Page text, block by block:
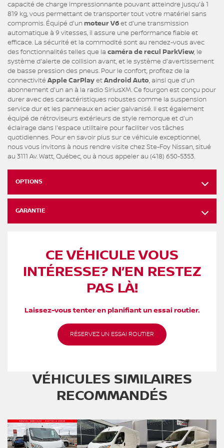
capacité de charge impressionnante pouvant atteindre jusqu'à 1
819 kg, vous permettant de transporter tout votre matériel sans
compromis. Équipé d'unmoteur V6et d'une transmission
automatique à 9 vitesses, il assure une performance fiable et
efficace. La sécurité et la commodité sont au rendez-vous avec
des fonctionnalités telles que la caméra de recul ParkView, le
système d'alerte de collision avant, et le système d'avertissement
de basse pression des pneus. Pour le confort, profitez de la
connectivité Apple CarPlayetAndroid Auto, ainsi que d'un
abonnement d'un an à la radio SiriusXM. Ce fourgon est conçu pour
durer avec des caractéristiques robustes comme la suspension
service dur et les panneaux en acier galvanisé. Il est également
équipé de rétroviseurs extérieurs de style remorque et d'un
éclairage dans l'espace utilitaire pour faciliter vos tâches
quotidiennes. Pour en savoir plus sur ce véhicule exceptionnel,
nous vous invitons à nous rendre visite chez Ste-Foy Nissan, situé
au 3111 Av. Watt, Québec, ou à nous appeler au (418) 650-5353.
OPTIONS
GARANTIE
CE VÉHICULE VOUS
INTÉRESSE? N’EN RESTEZ
PAS LÀ!
Laissez-vous tenter en planifiant un essai routier.
RÉSERVEZ UN ESSAI ROUTIER
VÉHICULES SIMILAIRES
RECOMMANDÉS